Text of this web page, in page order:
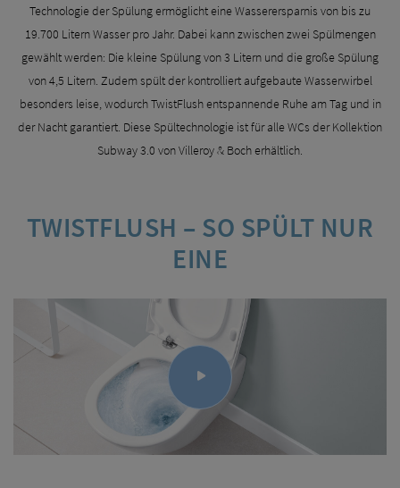
Technologie der Spülung ermöglicht eine Wasserersparnis von bis zu
19.700 Litern Wasser pro Jahr. Dabei kann zwischen zwei Spülmengen
gewählt werden: Die kleine Spülung von 3 Litern und die große Spülung
von 4,5 Litern. Zudem spült der kontrolliert aufgebaute Wasserwirbel
besonders leise, wodurch TwistFlush entspannende Ruhe am Tag und in
der Nacht garantiert. Diese Spültechnologie ist für alle WCs der Kollektion
Subway 3.0 von Villeroy & Boch erhältlich.
TWISTFLUSH – SO SPÜLT NUR
EINE